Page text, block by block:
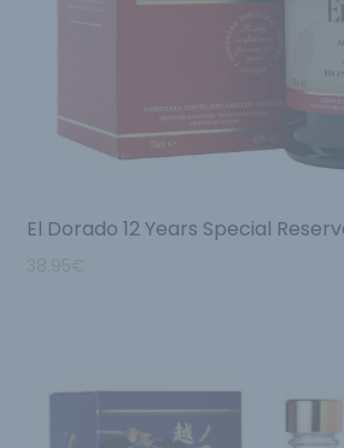
El Dorado 12 Years Special
38.95€